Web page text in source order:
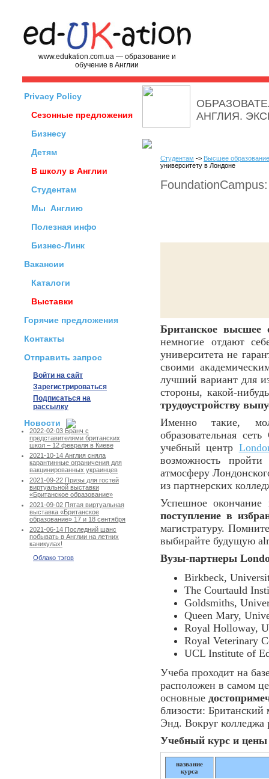
www.edukation.com.ua — образование и
обучение в Англии
Privacy Policy
Сезонные предложения
Бизнесу
Детям
В школу в Англии
Студентам
Мы Англию
Полезная инфо
Бизнес-Линк
Вакансии
Каталоги
Выставки
Горячие предложения
Контакты
Отправить запрос
Войти на сайт
Зарегистрироваться
Подписаться на
рассылку
Новости
2022-02-03 Бранч с
представителями британских
школ – 12 февраля в Киеве
2021-10-14 Англия сняла
карантинные ограничения для
вакцинированных украинцев
2021-09-22 Призы для гостей
виртуальной выставки
«Британское образование»
2021-09-02 Пятая виртуальная
выставка «Британское
образование» 17 и 18 сентября
2021-06-14 Последний шанс
побывать в Англии на летних
каникулах!
Облако тэгов
АНГЛИЯ.
Студентам -> Высшее
университету в Лондоне
Британское высшее
немногие отдают
университета не
своими
лучший вариант для
стороны, какой-
трудоустройству
Именно такие,
образовательная
учебный центр
возможность
атмосферу
из партнерских
Успешное
поступление в
магистратуру.
выбирайте будущую
Вузы-партнеры
Birkbeck,
The Courtauld
Goldsmiths,
Queen Mary,
Royal Holloway,
Royal Veterinary
UCL Institute of
Учеба проходит на
расположен в самом
основные
близости: Британский
Энд. Вокруг колледжа
Учебный курс и цены
название
курса